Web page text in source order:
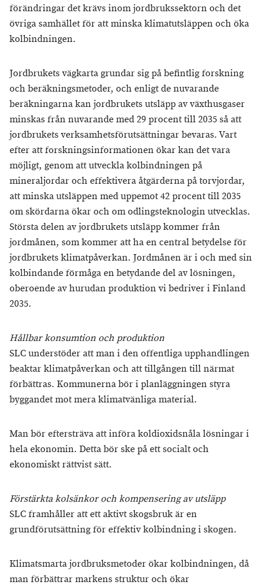
förändringar det krävs inom jordbrukssektorn och det
övriga samhället för att minska klimatutsläppen och öka
kolbindningen.
Jordbrukets vägkarta grundar sig på befintlig forskning
och beräkningsmetoder, och enligt de nuvarande
beräkningarna kan jordbrukets utsläpp av växthusgaser
minskas från nuvarande med 29 procent till 2035 så att
jordbrukets verksamhetsförutsättningar bevaras. Vart
efter att forskningsinformationen ökar kan det vara
möjligt, genom att utveckla kolbindningen på
mineraljordar och effektivera åtgärderna på torvjordar,
att minska utsläppen med uppemot 42 procent till 2035
om skördarna ökar och om odlingsteknologin utvecklas.
Största delen av jordbrukets utsläpp kommer från
jordmånen, som kommer att ha en central betydelse för
jordbrukets klimatpåverkan. Jordmånen är i och med sin
kolbindande förmåga en betydande del av lösningen,
oberoende av hurudan produktion vi bedriver i Finland
2035.
Hållbar konsumtion och produktion
SLC understöder att man i den offentliga upphandlingen
beaktar klimatpåverkan och att tillgången till närmat
förbättras. Kommunerna bör i planläggningen styra
byggandet mot mera klimatvänliga material.
Man bör eftersträva att införa koldioxidsnåla lösningar i
hela ekonomin. Detta bör ske på ett socialt och
ekonomiskt rättvist sätt.
Förstärkta kolsänkor och kompensering av utsläpp
SLC framhåller att ett aktivt skogsbruk är en
grundförutsättning för effektiv kolbindning i skogen.
Klimatsmarta jordbruksmetoder ökar kolbindningen, då
man förbättrar markens struktur och ökar